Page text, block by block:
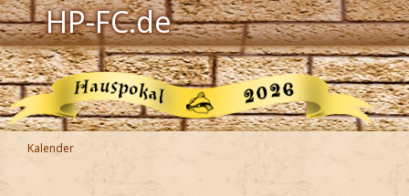
HP-FC.de
Navigation
Harry Potter
Der HP-FC
Kalender